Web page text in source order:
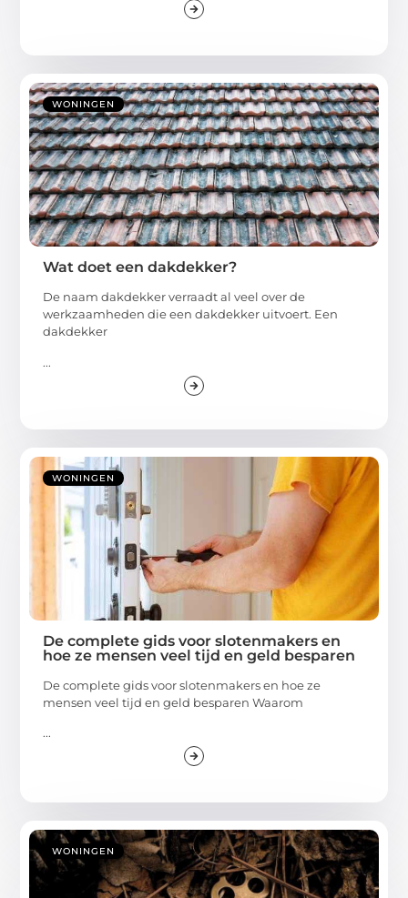
WONINGEN
Wat doet een dakdekker?
De naam dakdekker verraadt al veel over de
werkzaamheden die een dakdekker uitvoert. Een
dakdekker
...
WONINGEN
De complete gids voor slotenmakers en
hoe ze mensen veel tijd en geld besparen
De complete gids voor slotenmakers en hoe ze
mensen veel tijd en geld besparen Waarom
...
WONINGEN